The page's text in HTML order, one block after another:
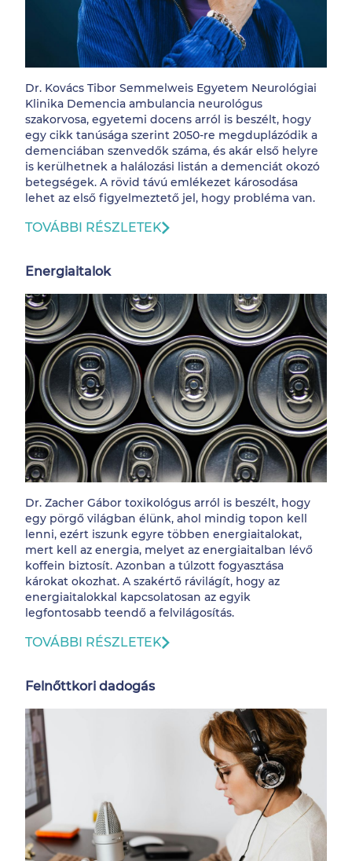
Dr. Kovács Tibor Semmelweis Egyetem Neurológiai
Klinika Demencia ambulancia neurológus
szakorvosa, egyetemi docens arról is beszélt, hogy
egy cikk tanúsága szerint 2050-re megduplázódik a
demenciában szenvedők száma, és akár első helyre
is kerülhetnek a halálozási listán a demenciát okozó
betegségek. A rövid távú emlékezet károsodása
lehet az első figyelmeztető jel, hogy probléma van.
TOVÁBBI RÉSZLETEK
Energiaitalok
Dr. Zacher Gábor toxikológus arról is beszélt, hogy
egy pörgő világban élünk, ahol mindig topon kell
lenni, ezért iszunk egyre többen energiaitalokat,
mert kell az energia, melyet az energiaitalban lévő
koffein biztosít. Azonban a túlzott fogyasztása
károkat okozhat. A szakértő rávilágít, hogy az
energiaitalokkal kapcsolatosan az egyik
legfontosabb teendő a felvilágosítás.
TOVÁBBI RÉSZLETEK
Felnőttkori dadogás